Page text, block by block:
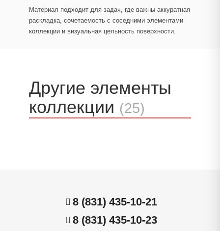
Материал подходит для задач, где важны аккуратная
раскладка, сочетаемость с соседними элементами
коллекции и визуальная цельность поверхности.
Другие элементы
коллекции (25)
8 (831) 435-10-21
8 (831) 435-10-23